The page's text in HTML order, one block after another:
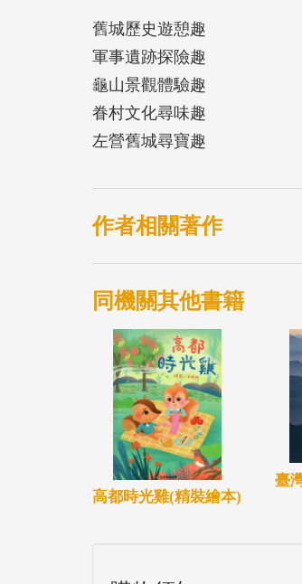
舊城歷史遊憩趣
軍事遺跡探險趣
龜山景觀體驗趣
眷村文化尋味趣
左營舊城尋寶趣
作者相關著作
同機關其他書籍
高都時光雞(精裝繪本)
臺